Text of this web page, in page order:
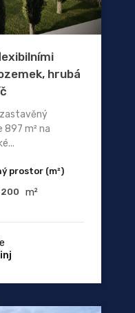
hrubá
897 m² na
prostor (m²)
200 m²